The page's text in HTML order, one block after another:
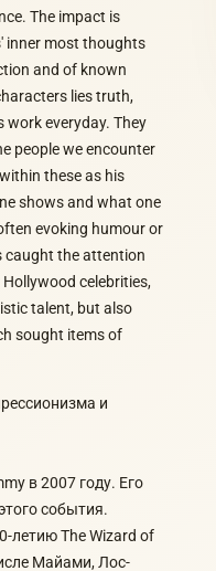
The impact is
inner most thoughts
and of known
lies truth,
work everyday. They
people we encounter
these as his
shows and what one
evoking humour or
caught the attention
celebrities,
talent, but also
sought items of
и
в 2007 году. Его
события.
летию The Wizard of
Майами, Лос-